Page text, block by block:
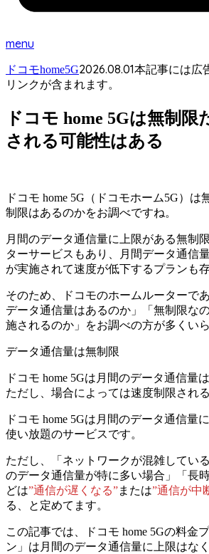
menu
ドコモhome5G2026.08.01本記事には広
リンクが含まれます。
ドコモ home 5Gは無制限
される可能性はある
ドコモ home 5G（ドコモホーム5G）は
制限はあるのかをお調べですね。
月間のデータ通信量に上限がある無制
ターサービスもあり、月間データ通信
が実施されて速度が低下するプランも
そのため、ドコモのホームルーターで
データ通信量はあるのか」「無制限な
施されるのか」
をお調べの方が多くい
データ通信量は無制限
ドコモ home 5Gは月間のデータ通信量は
ただし、場合によっては速度制限され
ドコモ home 5Gは月間のデータ通信量
使い放題のサービスです。
ただし、
「ネットワークが混雑してい
のデータ通信量が特に多い場合」「長
どは”通信が遅くなる”または”通信が中
る
、と定めてます。
この記事では、ドコモ home 5Gの料金
ン」は月間のデータ通信量に上限はな